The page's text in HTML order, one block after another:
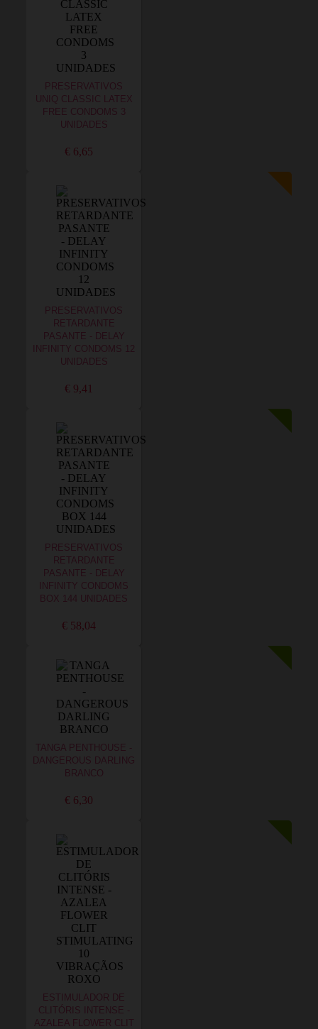
PRESERVATIVOS
UNIQ CLASSIC LATEX
FREE CONDOMS 3
UNIDADES
€ 6,65
PRESERVATIVOS
RETARDANTE
PASANTE - DELAY
INFINITY CONDOMS 12
UNIDADES
€ 9,41
PRESERVATIVOS
RETARDANTE
PASANTE - DELAY
INFINITY CONDOMS
BOX 144 UNIDADES
€ 58,04
TANGA PENTHOUSE -
DANGEROUS DARLING
BRANCO
€ 6,30
ESTIMULADOR DE
CLITÓRIS INTENSE -
AZALEA FLOWER CLIT